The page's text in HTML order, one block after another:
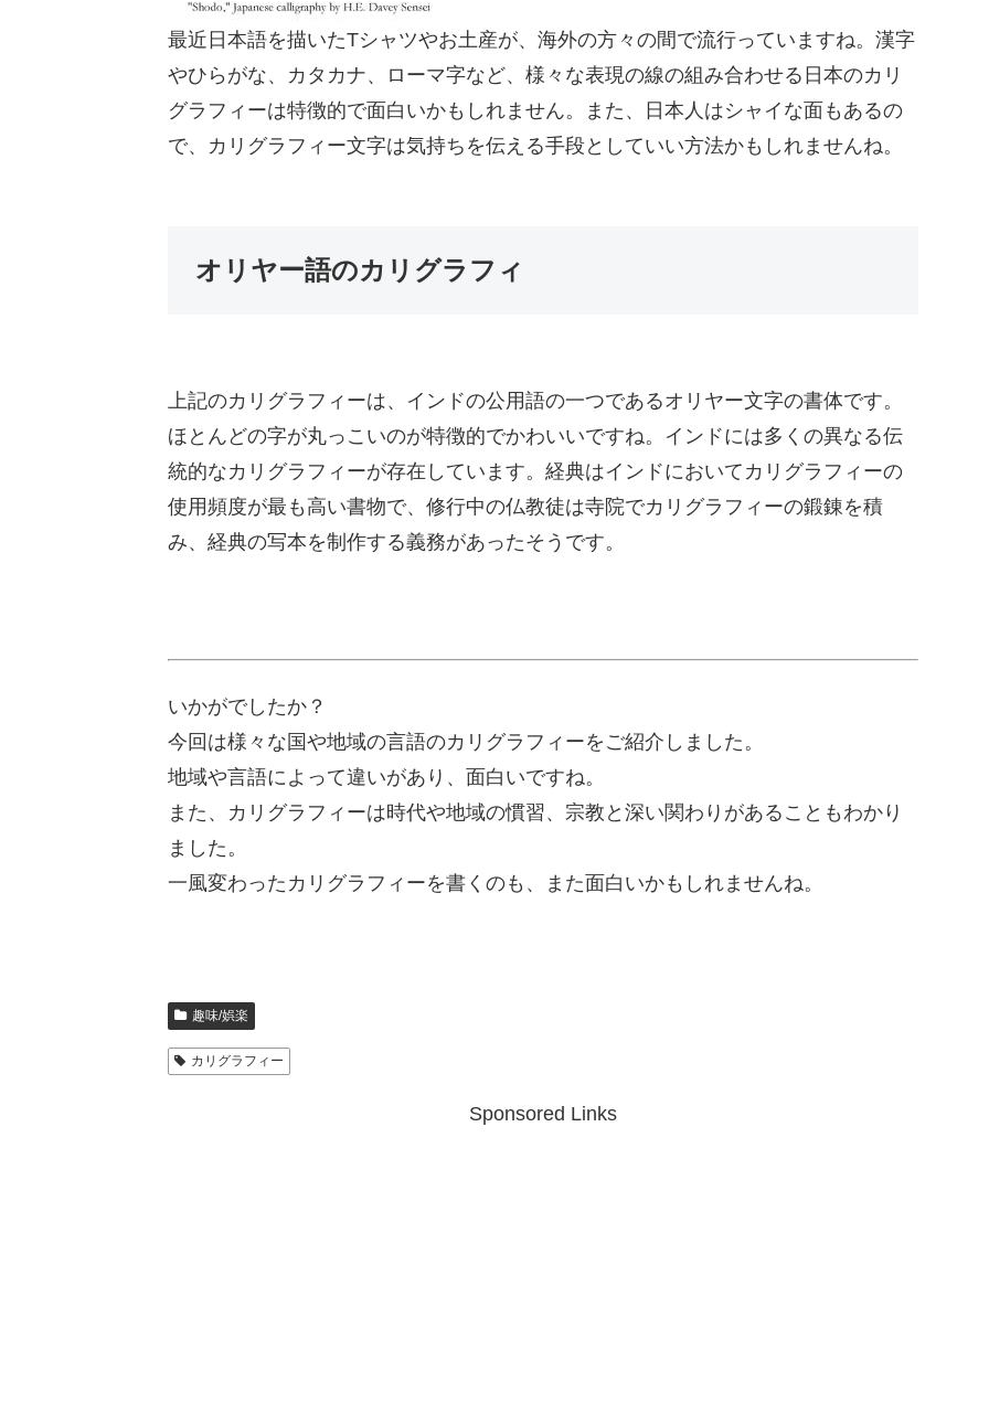
最近日本語を描いたTシャツやお土産が、海外の方々の間で流行っていますね。漢字
やひらがな、カタカナ、ローマ字など、様々な表現の線の組み合わせる日本のカリ
グラフィーは特徴的で面白いかもしれません。また、日本人はシャイな面もあるの
で、カリグラフィー文字は気持ちを伝える手段としていい方法かもしれませんね。
オリヤー語のカリグラフィ
上記のカリグラフィーは、インドの公用語の一つであるオリヤー文字の書体です。
ほとんどの字が丸っこいのが特徴的でかわいいですね。インドには多くの異なる伝
統的なカリグラフィーが存在しています。経典はインドにおいてカリグラフィーの
使用頻度が最も高い書物で、修行中の仏教徒は寺院でカリグラフィーの鍛錬を積
み、経典の写本を制作する義務があったそうです。
いかがでしたか？
今回は様々な国や地域の言語のカリグラフィーをご紹介しました。
地域や言語によって違いがあり、面白いですね。
また、カリグラフィーは時代や地域の慣習、宗教と深い関わりがあることもわかり
ました。
一風変わったカリグラフィーを書くのも、また面白いかもしれませんね。
趣味/娯楽
カリグラフィー
Sponsored Links